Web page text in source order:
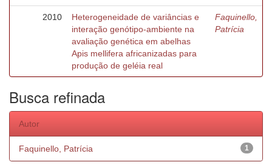
2010
Heterogeneidade de variâncias e
interação genótipo-ambiente na
avaliação genética em abelhas
Apis mellifera africanizadas para
produção de geléia real
Faquinello,
Patrícia
Busca refinada
Autor
1
Faquinello, Patrícia